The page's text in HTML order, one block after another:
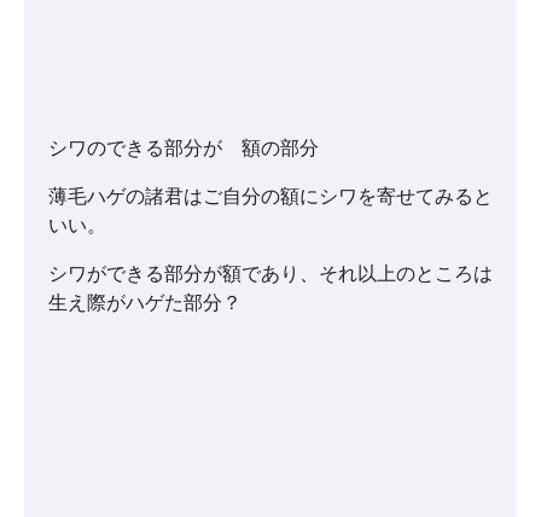
シワのできる部分が 額の部分
薄毛ハゲの諸君はご自分の額にシワを寄せてみると
いい。
シワができる部分が額であり、それ以上のところは
生え際がハゲた部分？